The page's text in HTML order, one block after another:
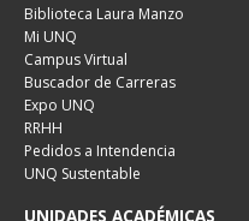
Biblioteca Laura Manzo
Mi UNQ
Campus Virtual
Buscador de Carreras
Expo UNQ
RRHH
Pedidos a Intendencia
UNQ Sustentable
UNIDADES ACADÉMICAS